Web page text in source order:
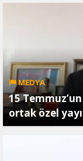
MEDYA
15
ortak özel